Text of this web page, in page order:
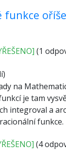
(1
na
je tam
integroval a
funkce.
(4